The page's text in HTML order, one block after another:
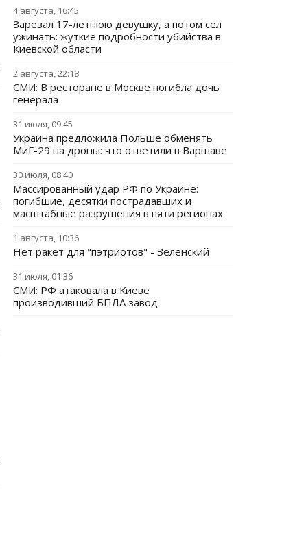
4 августа, 16:45
Зарезал 17-летнюю девушку, а потом сел
ужинать: жуткие подробности убийства в
Киевской области
2 августа, 22:18
СМИ: В ресторане в Москве погибла дочь
генерала
31 июля, 09:45
Украина предложила Польше обменять
МиГ-29 на дроны: что ответили в Варшаве
30 июля, 08:40
Массированный удар РФ по Украине:
погибшие, десятки пострадавших и
масштабные разрушения в пяти регионах
1 августа, 10:36
Нет ракет для "пэтриотов" - Зеленский
31 июля, 01:36
СМИ: РФ атаковала в Киеве
производивший БПЛА завод